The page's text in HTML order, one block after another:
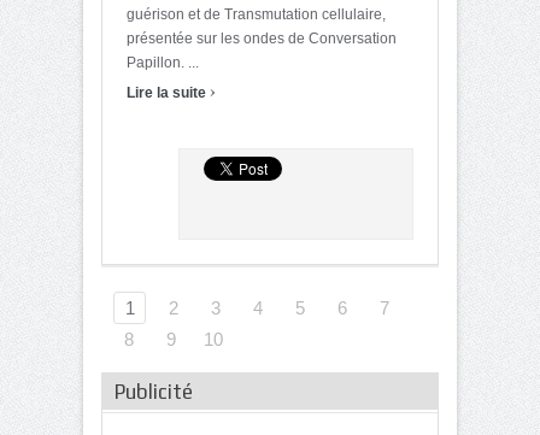
guérison et de Transmutation cellulaire,
présentée sur les ondes de Conversation
Papillon. ...
Lire la suite ›
1 2 3 4 5 6
7
8
9 10
Publicité